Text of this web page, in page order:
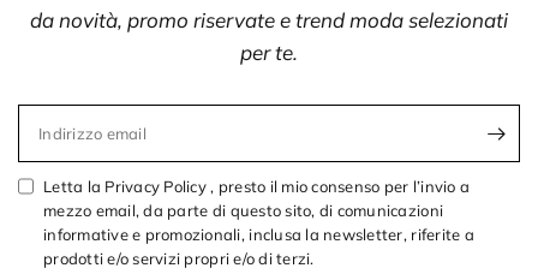
da novità, promo riservate e trend moda selezionati
per te.
Indirizzo email
Letta la Privacy Policy , presto il mio consenso per l’invio a
mezzo email, da parte di questo sito, di comunicazioni
informative e promozionali, inclusa la newsletter, riferite a
prodotti e/o servizi propri e/o di terzi.